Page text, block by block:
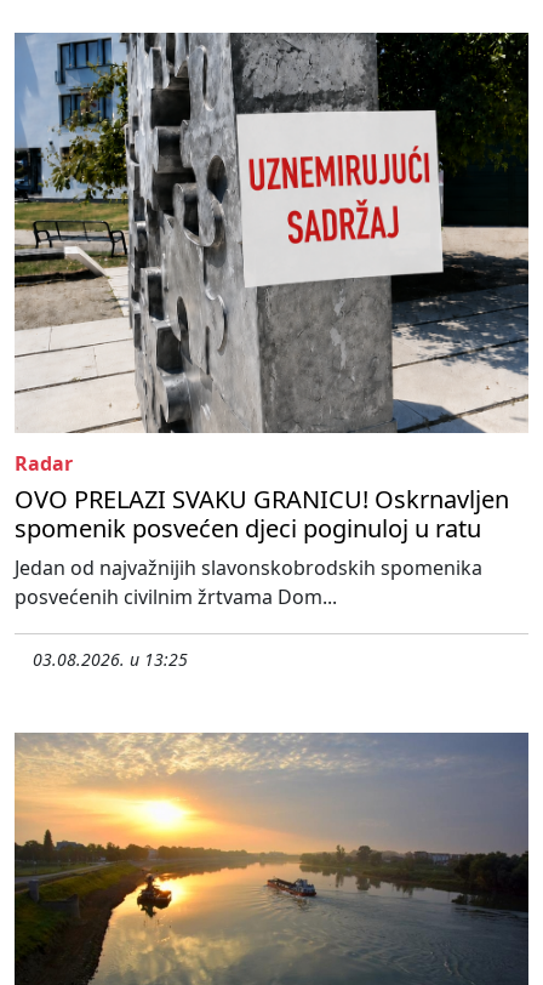
Radar
OVO PRELAZI SVAKU GRANICU! Oskrnavljen
spomenik posvećen djeci poginuloj u ratu
Jedan od najvažnijih slavonskobrodskih spomenika
posvećenih civilnim žrtvama Dom...
03.08.2026. u 13:25